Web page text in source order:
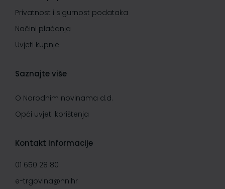
Privatnost i sigurnost podataka
Načini plaćanja
Uvjeti kupnje
Saznajte više
O Narodnim novinama d.d.
Opći uvjeti korištenja
Kontakt informacije
01 650 28 80
e-trgovina@nn.hr